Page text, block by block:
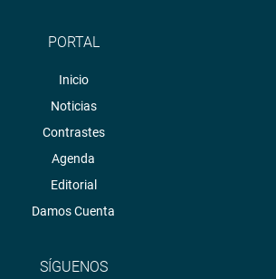
PORTAL
Inicio
Noticias
Contrastes
Agenda
Editorial
Damos Cuenta
SÍGUENOS